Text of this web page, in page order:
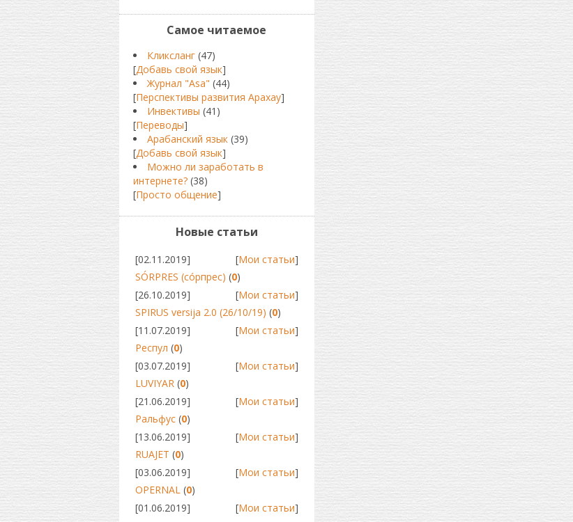
Самое читаемое
Кликсланг (47)
[Добавь свой язык]
Журнал "Asa" (44)
[Перспективы развития Арахау]
Инвективы (41)
[Переводы]
Арабанский язык (39)
[Добавь свой язык]
Можно ли заработать в
интернете? (38)
[Просто общение]
Новые статьи
[02.11.2019] [Мои статьи]
SÓRPRES (сóрпрес) (0)
[26.10.2019]
[Мои статьи]
SPIRUS versija 2.0 (26/10/19) (0)
[11.07.2019]
[Мои статьи]
Респул (0)
[03.07.2019]
[Мои статьи]
LUVIYAR (0)
[21.06.2019]
[Мои статьи]
Ральфус (0)
[13.06.2019]
[Мои статьи]
RUAJET (0)
[03.06.2019]
[Мои статьи]
OPERNAL (0)
[01.06.2019]
[Мои статьи]